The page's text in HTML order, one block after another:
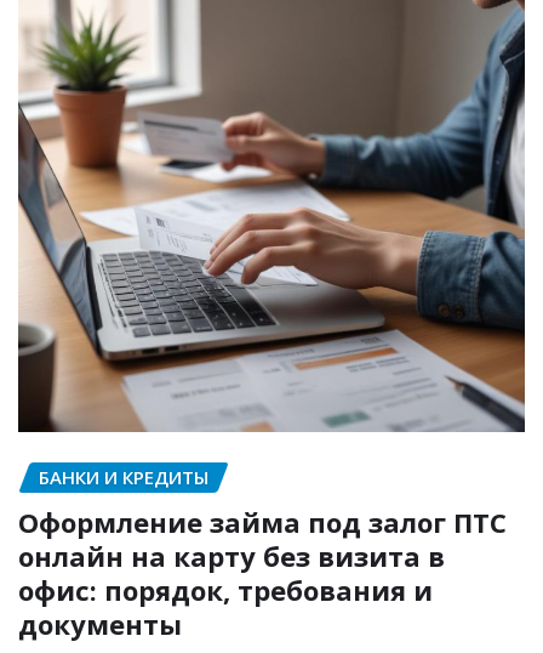
БАНКИ И КРЕДИТЫ
Оформление займа под залог ПТС
онлайн на карту без визита в
офис: порядок, требования и
документы